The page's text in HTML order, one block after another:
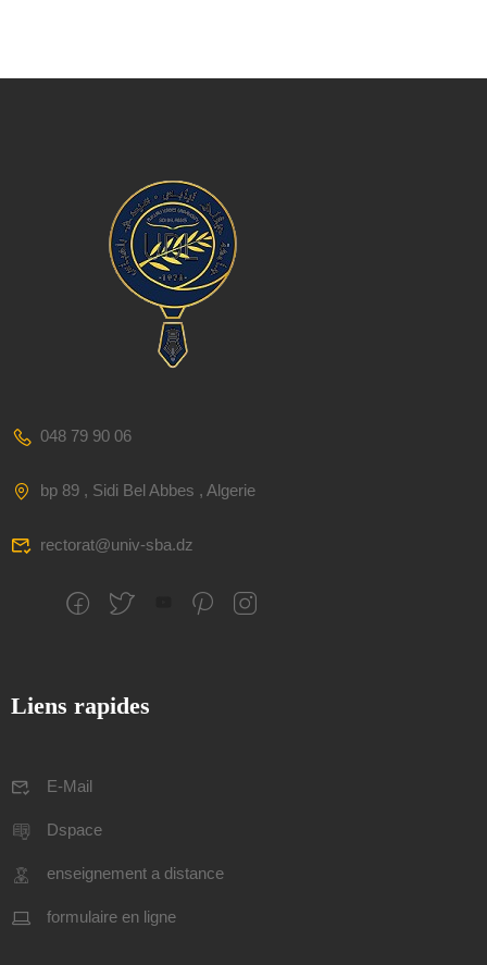
048 79 90 06
bp 89 , Sidi Bel Abbes , Algerie
rectorat@univ-sba.dz
Liens rapides
E-Mail
Dspace
enseignement a distance
formulaire en ligne